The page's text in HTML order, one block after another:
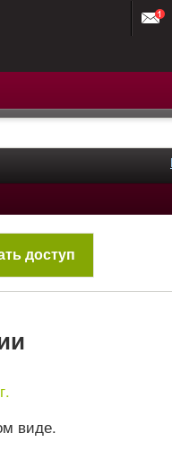
доступ
виде.